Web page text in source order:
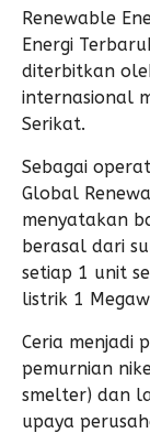
Renewable
Energi
diterbitkan
internasional
Serikat.
Sebagai
Global
menyatakan
berasal dari
setiap 1 unit
listrik 1
Ceria menjadi
pemurnian
smelter) dan
upaya